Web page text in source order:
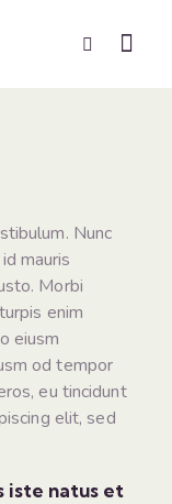
Nunc
mauris
Morbi
enim
eiusm
od tempor
eu tincidunt
elit, sed
iste natus et